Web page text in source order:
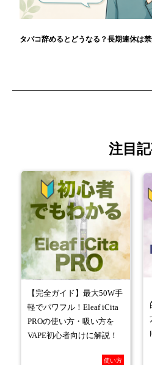
タバコ辞めるとどうなる？長期連休は禁
注目
【完全ガイド】最大50W手
軽でパワフル！Eleaf iCita
PROの使い方・吸い方を
VAPE初心者向けに解説！
使い方